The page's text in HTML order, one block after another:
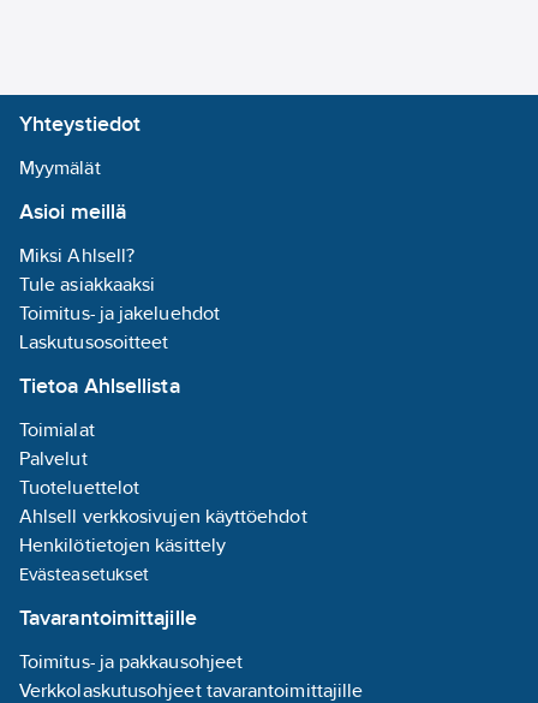
Yhteystiedot
Myymälät
Asioi meillä
Miksi Ahlsell?
Tule asiakkaaksi
Toimitus- ja jakeluehdot
Laskutusosoitteet
Tietoa Ahlsellista
Toimialat
Palvelut
Tuoteluettelot
Ahlsell verkkosivujen käyttöehdot
Henkilötietojen käsittely
Evästeasetukset
Tavarantoimittajille
Toimitus- ja pakkausohjeet
Verkkolaskutusohjeet tavarantoimittajille